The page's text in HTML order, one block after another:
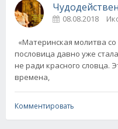
08.08.2018
«Материнская молитва
пословица давно уже
не ради красного словца.
времена,
Комментировать